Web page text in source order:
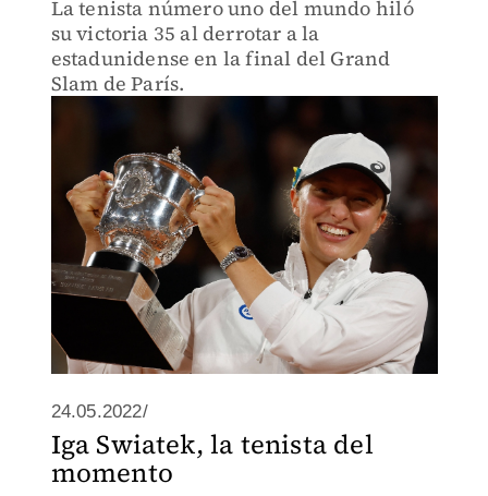
La tenista número uno del mundo hiló
su victoria 35 al derrotar a la
estadunidense en la final del Grand
Slam de París.
24.05.2022/
Iga Swiatek, la tenista del
momento